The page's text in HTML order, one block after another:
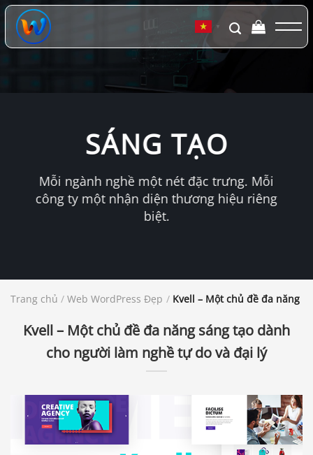
Chuyển
đến
dung
▼
SÁNG TẠO
Mỗi ngành nghề một nét đặc trưng. Mỗi
công ty một nhận diện thương hiệu riêng
biệt.
Trang chủ / Web WordPress Đẹp / Kvell – Một chủ đề đa năng
Kvell – Một chủ đề đa năng sáng tạo dành
cho người làm nghề tự do và đại lý